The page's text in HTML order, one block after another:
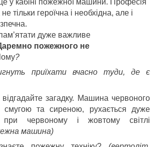
тільки героїчна і необхідна, але і
дуже важливе
пожежного не
?
приїхати вчасно туди, де є
загадку. Машина червоного
смугою та сиреною, рухається дуже
при червоному і жовтому світлі
машина)